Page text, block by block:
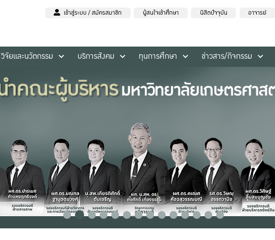
เข้าสู่ระบบ / สมัครสมาชิก ผู้สนใจเข้าศึกษา นิสิตปัจจุบัน อาจารย์
วิจัยและนวัตกรรม บริการสังคม ทุนการศึกษา ข่าวสาร/กิจกรรม